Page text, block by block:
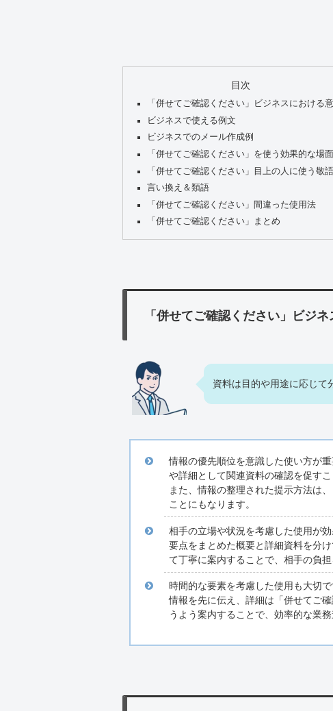
目次
「併せてご確認ください」ビジネスにおける
ビジネスで使える例文
ビジネスでのメール作成例
「併せてご確認ください」を使う効果的な場面
「併せてご確認ください」目上の人に使う敬語
言い換え＆類語
「併せてご確認ください」間違った使用法
「併せてご確認ください」まとめ
「併せてご確認ください」ビジ
資料は目的や用途に応じて
情報の優先順位を意識した使い方が
や詳細として関連資料の確認を促す
また、情報の整理された提示方法は
ことにもなります。
相手の立場や状況を考慮した使用が
要点をまとめた概要と詳細資料を分
て丁寧に案内することで、相手の負担
時間的な要素を考慮した使用も大切
情報を先に伝え、詳細は「併せてご
うよう案内することで、効率的な業務